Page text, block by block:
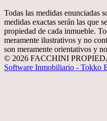
Todas las medidas enunciadas
medidas exactas serán las que
propiedad de cada inmueble.
meramente ilustrativos y no
son meramente orientativos y
© 2026 FACCHINI
Software Inmobiliario - Tokko